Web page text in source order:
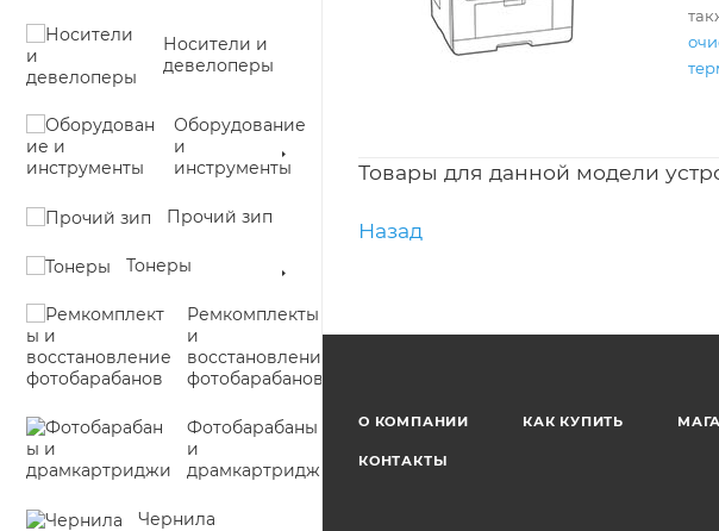
Носители и
девелоперы
Оборудование
и
инструменты
Прочий зип
Тонеры
Ремкомплекты
и
восстановление
фотобарабанов
Фотобарабаны
и
драмкартриджи
Чернила
Товары для данной модели
Назад
О КОМПАНИИ КАК КУПИТЬ
КОНТАКТЫ